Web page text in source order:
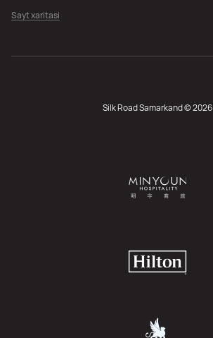
Sayt xaritasi
Silk Road Samarkand © 2026